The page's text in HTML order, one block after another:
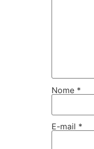
Nome *
E-mail *